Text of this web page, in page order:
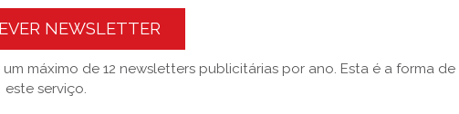
NEWSLETTER
máximo de 12 newsletters publicitárias por ano. Esta é a forma
este serviço.